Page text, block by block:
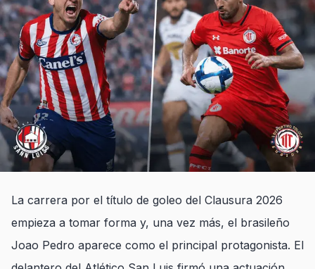
La carrera por el título de goleo del Clausura 2026
empieza a tomar forma y, una vez más, el brasileño
Joao Pedro aparece como el principal protagonista. El